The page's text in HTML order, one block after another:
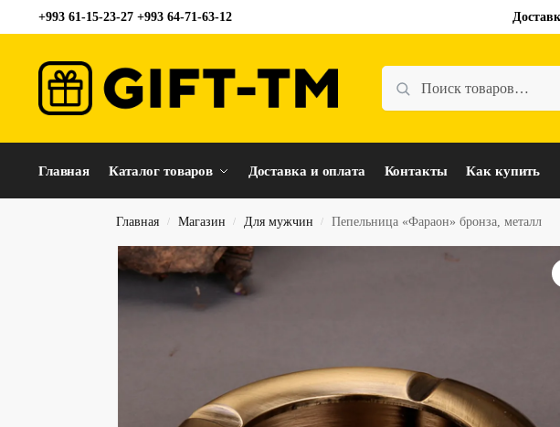
+993 61-15-23-27 +993 64-71-63-12
Главная Каталог товаров Доставка и оплата Контакты Как купить
Главная / Магазин / Для мужчин / Пепельница «Фараон» бронза, металл